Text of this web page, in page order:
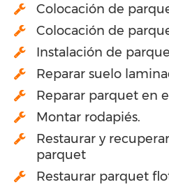
Colocación de
Colocación de
Instalación de
Reparar suelo
Reparar parquet en
Montar rodapiés.
Restaurar y
parquet
Restaurar parquet